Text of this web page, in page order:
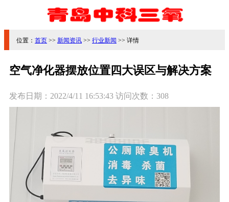
位置： 首页 >> 新闻资讯 >> 行业新闻 >> 详情
空气净化器摆放位置四大误区与解决方案
发布日期： 2022/4/11 16:53:43 访问次数： 308